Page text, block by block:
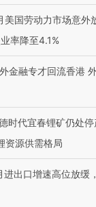
美国劳动力市场意外
率降至4.1%
金融专才回流香港
时代宜春锂矿仍处
资源供需格局
进出口增速高位放缓